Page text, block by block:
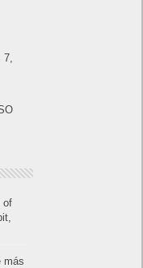
of
más